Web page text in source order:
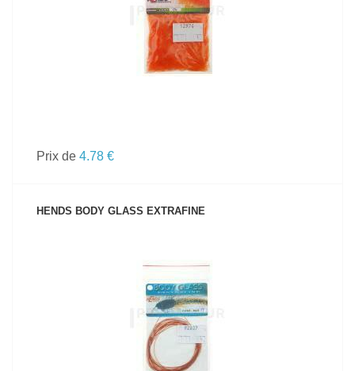
Prix de 4.78 €
HENDS BODY GLASS EXTRAFINE
VOIR LE PRODUIT